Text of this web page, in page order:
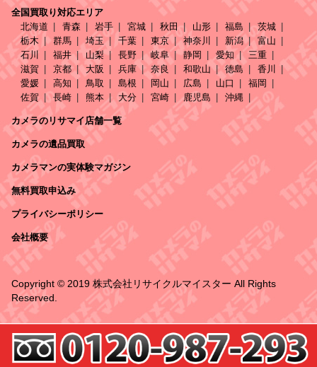
全国買取り対応エリア
北海道
青森 岩手 宮城 秋田 山形 福島
茨城
栃木
群馬 埼玉 千葉 東京 神奈川 新潟
富山
石川
福井 山梨 長野 岐阜 静岡 愛知
三重
滋賀
京都 大阪 兵庫 奈良 和歌山 徳島
香川
愛媛
高知 鳥取 島根 岡山 広島 山口
福岡
佐賀
長崎 熊本 大分 宮崎 鹿児島 沖縄
カメラのリサマイ店舗一覧
カメラの遺品買取
カメラマンの実体験マガジン
無料買取申込み
プライバシーポリシー
会社概要
Copyright © 2019 株式会社リサイクルマイスター All Rights
Reserved.